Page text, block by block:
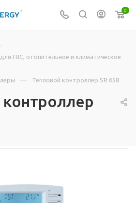
0
ГВС, отопительное и климатическое
— Тепловой контроллер SR 658